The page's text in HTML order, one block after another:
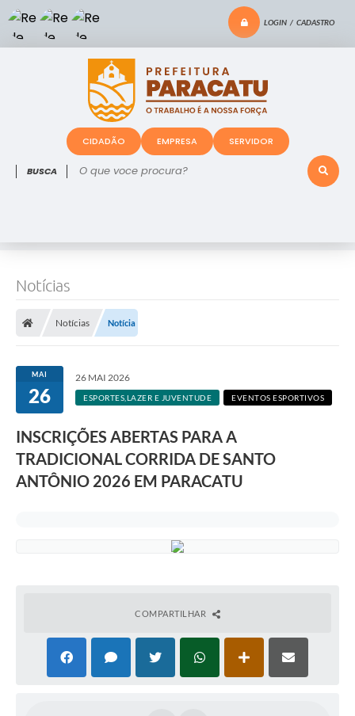
LOGIN / CADASTRO
O que voce procura?
CIDADÃO EMPRESA SERVIDOR
Notícias
Notícias Notícia
MAI
26
26 MAI 2026
ESPORTES,LAZER E JUVENTUDE EVENTOS ESPORTIVOS
INSCRIÇÕES ABERTAS PARA A
TRADICIONAL CORRIDA DE SANTO
ANTÔNIO 2026 EM PARACATU
COMPARTILHAR